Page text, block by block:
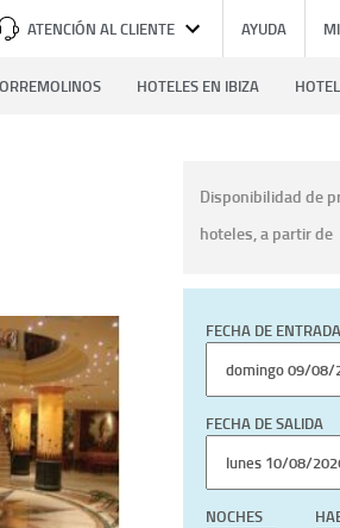
ATENCIÓN AL CLIENTE AYUDA
HOTELES EN IBIZA
Disponibilidad de
hoteles, a partir de
FECHA DE ENTRADA
FECHA DE SALIDA
NOCHES